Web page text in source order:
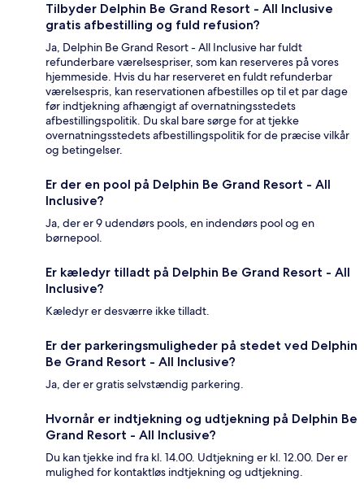
Tilbyder Delphin Be Grand Resort - All Inclusive
gratis afbestilling og fuld refusion?
Ja, Delphin Be Grand Resort - All Inclusive har fuldt
refunderbare værelsespriser, som kan reserveres på vores
hjemmeside. Hvis du har reserveret en fuldt refunderbar
værelsespris, kan reservationen afbestilles op til et par dage
før indtjekning afhængigt af overnatningsstedets
afbestillingspolitik. Du skal bare sørge for at tjekke
overnatningsstedets afbestillingspolitik for de præcise vilkår
og betingelser.
Er der en pool på Delphin Be Grand Resort - All
Inclusive?
Ja, der er 9 udendørs pools, en indendørs pool og en
børnepool.
Er kæledyr tilladt på Delphin Be Grand Resort - All
Inclusive?
Kæledyr er desværre ikke tilladt.
Er der parkeringsmuligheder på stedet ved Delphin
Be Grand Resort - All Inclusive?
Ja, der er gratis selvstændig parkering.
Hvornår er indtjekning og udtjekning på Delphin Be
Grand Resort - All Inclusive?
Du kan tjekke ind fra kl. 14.00. Udtjekning er kl. 12.00. Der er
mulighed for kontaktløs indtjekning og udtjekning.